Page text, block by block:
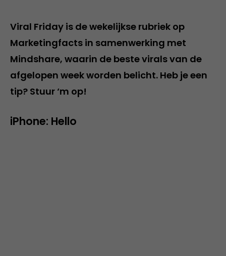
Viral Friday is de wekelijkse rubriek op
Marketingfacts in samenwerking met
Mindshare, waarin de beste virals van de
afgelopen week worden belicht. Heb je een
tip? Stuur ‘m op!
iPhone: Hello